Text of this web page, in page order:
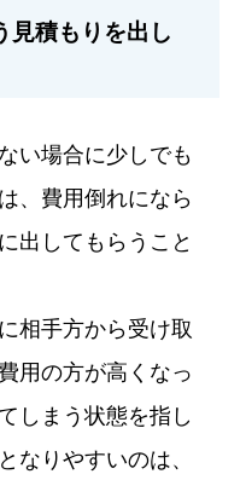
見積もりを出し
い場合に少しでも
、費用倒れになら
出してもらうこと
相手方から受け取
用の方が高くなっ
しまう状態を指し
なりやすいのは、